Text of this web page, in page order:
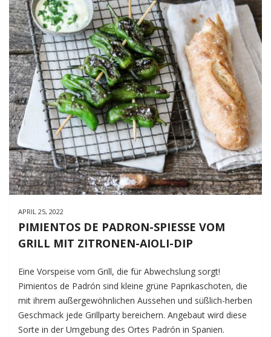
GERÖSTETEN
CASHEWKERNEN
APRIL 25, 2022
PIMIENTOS DE PADRON-SPIESSE VOM
GRILL MIT ZITRONEN-AIOLI-DIP
Eine Vorspeise vom Grill, die für Abwechslung sorgt!
Pimientos de Padrón sind kleine grüne Paprikaschoten, die
mit ihrem außergewöhnlichen Aussehen und süßlich-herben
Geschmack jede Grillparty bereichern. Angebaut wird diese
Sorte in der Umgebung des Ortes Padrón in Spanien.